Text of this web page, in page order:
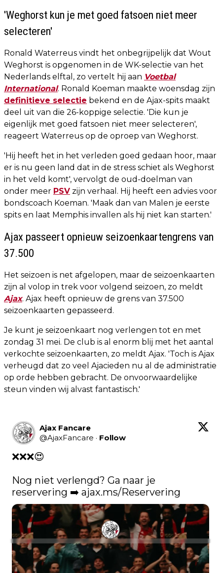
'Weghorst kun je met goed fatsoen niet meer
selecteren'
Ronald Waterreus vindt het onbegrijpelijk dat Wout
Weghorst is opgenomen in de WK-selectie van het
Nederlands elftal, zo vertelt hij aan Voetbal
International. Ronald Koeman maakte woensdag zijn
definitieve selectie bekend en de Ajax-spits maakt
deel uit van die 26-koppige selectie. 'Die kun je
eigenlijk met goed fatsoen niet meer selecteren',
reageert Waterreus op de oproep van Weghorst.
'Hij heeft het in het verleden goed gedaan hoor, maar
er is nu geen land dat in de stress schiet als Weghorst
in het veld komt', vervolgt de oud-doelman van
onder meer PSV zijn verhaal. Hij heeft een advies voor
bondscoach Koeman. 'Maak dan van Malen je eerste
spits en laat Memphis invallen als hij niet kan starten.'
Ajax passeert opnieuw seizoenkaartengrens van
37.500
Het seizoen is net afgelopen, maar de seizoenkaarten
zijn al volop in trek voor volgend seizoen, zo meldt
Ajax. Ajax heeft opnieuw de grens van 37.500
seizoenkaarten gepasseerd.
Je kunt je seizoenkaart nog verlengen tot en met
zondag 31 mei. De club is al enorm blij met het aantal
verkochte seizoenkaarten, zo meldt Ajax. 'Toch is Ajax
verheugd dat zo veel Ajacieden nu al de administratie
op orde hebben gebracht. De onvoorwaardelijke
steun vinden wij alvast fantastisch.'
Ajax Fancare
@AjaxFancare · Follow
❌❌❌😍
Nog niet verlengd? Ga naar je
reservering ➡️ ajax.ms/Reservering